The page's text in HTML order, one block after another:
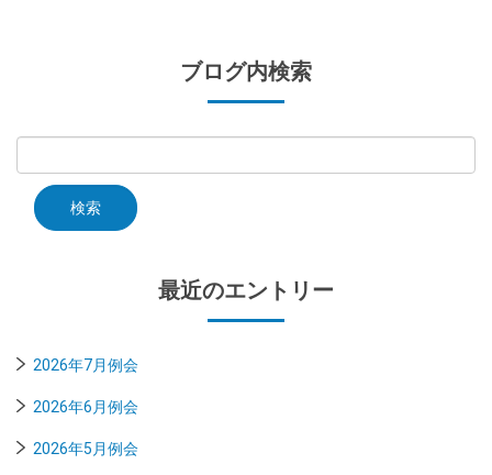
ブログ内検索
最近のエントリー
2026年7月例会
2026年6月例会
2026年5月例会